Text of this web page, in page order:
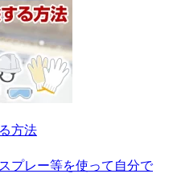
方法
プレー等を使って自分で